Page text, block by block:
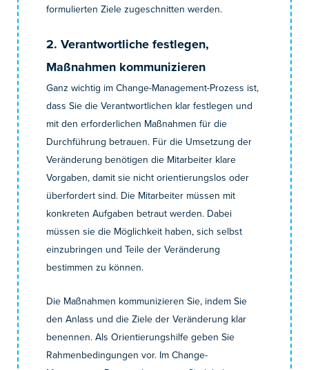
formulierten Ziele zugeschnitten werden.
2. Verantwortliche festlegen,
Maßnahmen kommunizieren
Ganz wichtig im Change-Management-Prozess ist,
dass Sie die Verantwortlichen klar festlegen und
mit den erforderlichen Maßnahmen für die
Durchführung betrauen. Für die Umsetzung der
Veränderung benötigen die Mitarbeiter klare
Vorgaben, damit sie nicht orientierungslos oder
überfordert sind. Die Mitarbeiter müssen mit
konkreten Aufgaben betraut werden. Dabei
müssen sie die Möglichkeit haben, sich selbst
einzubringen und Teile der Veränderung
bestimmen zu können.
Die Maßnahmen kommunizieren Sie, indem Sie
den Anlass und die Ziele der Veränderung klar
benennen. Als Orientierungshilfe geben Sie
Rahmenbedingungen vor. Im Change-